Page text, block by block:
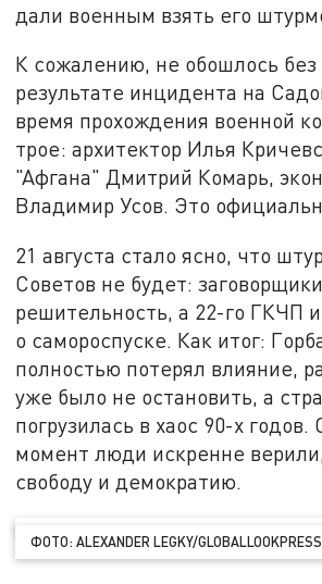
дали военным взять его
К сожалению, не обошлось
результате инцидента на
время прохождения военной
трое: архитектор Илья
"Афгана" Дмитрий Комарь,
Владимир Усов. Это
21 августа стало ясно, что
Советов не будет:
решительность, а 22-го ГКЧП
о самороспуске. Как итог:
полностью потерял влияние,
уже было не остановить, а
погрузилась в хаос 90-х годов.
момент люди искренне
свободу и демократию.
ФОТО: ALEXANDER LEGKY/GLOBALLOOKPRESS